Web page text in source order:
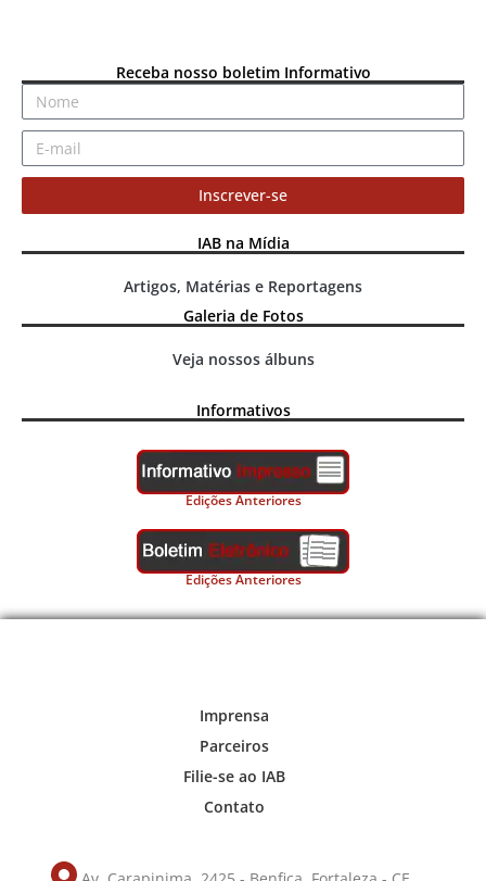
Receba nosso boletim Informativo
Inscrever-se
IAB na Mídia
Artigos, Matérias e Reportagens
Galeria de Fotos
Veja nossos álbuns
Informativos
Edições Anteriores
Edições Anteriores
Imprensa
Parceiros
Filie-se ao IAB
Contato